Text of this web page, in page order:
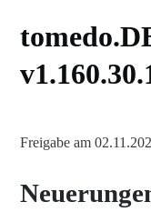
Freigabe am